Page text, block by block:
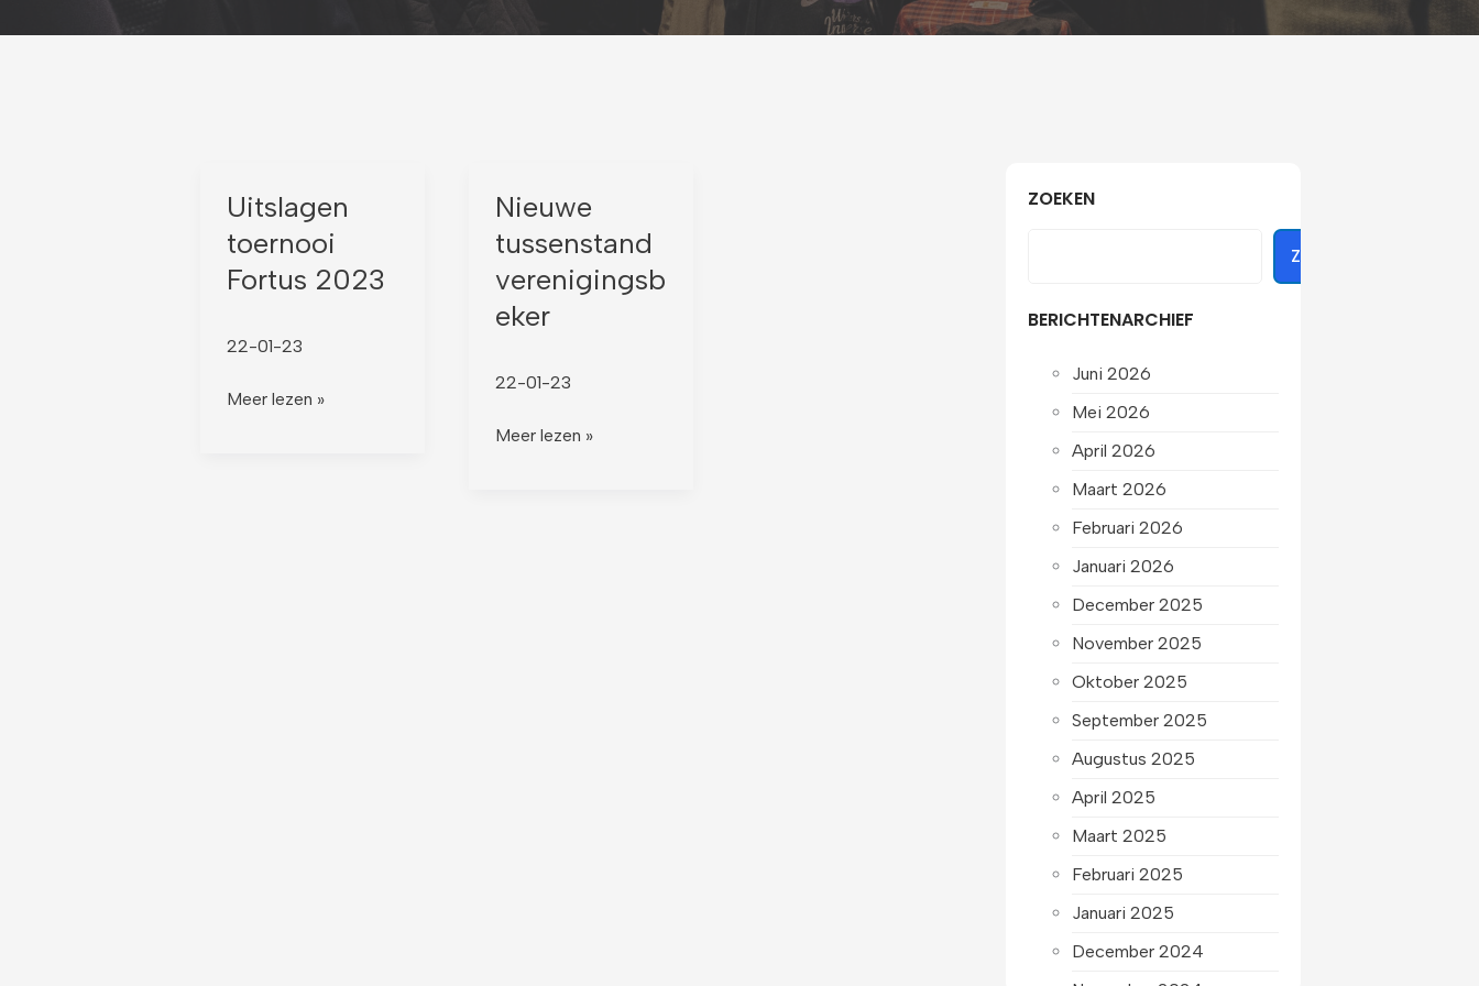
Uitslagen
toernooi
Fortus 2023
22-01-23
Uitslagen
toernooi
Fortus
2023
Meer lezen »
Nieuwe
tussenstand
verenigingsb
eker
22-01-23
Nieuwe
tussenstand
verenigingsbeker
Meer lezen »
ZOEKEN
ZOEKEN
BERICHTENARCHIEF
Juni 2026
Mei 2026
April 2026
Maart 2026
Februari 2026
Januari 2026
December 2025
November 2025
Oktober 2025
September 2025
Augustus 2025
April 2025
Maart 2025
Februari 2025
Januari 2025
December 2024